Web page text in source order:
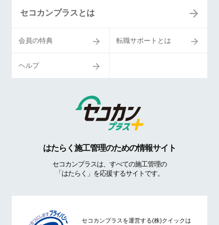
セコカンプラスとは
会員の特典 転職サポートとは
ヘルプ
はたらく施工管理のための情報サイト
セコカンプラスは、すべての施工管理の
「はたらく」を応援するサイトです。
セコカンプラスを運営する(株)クイックは